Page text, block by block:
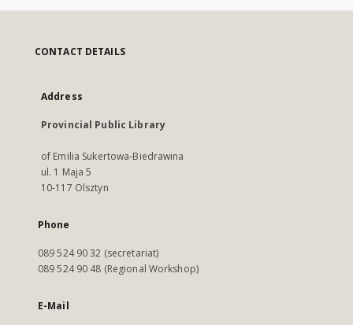
CONTACT DETAILS
Address
Provincial Public Library
of Emilia Sukertowa-Biedrawina
ul. 1 Maja 5
10-117 Olsztyn
Phone
089 524 90 32 (secretariat)
089 524 90 48 (Regional Workshop)
E-Mail